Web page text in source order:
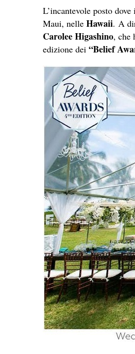
L’incantevole posto
Maui, nelle Hawaii. A
Carolee Higashino, che
edizione dei “Belief